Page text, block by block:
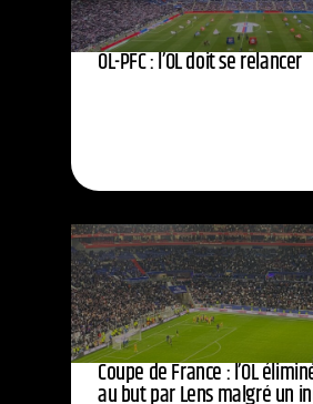
OL-PFC : l’OL doit se relancer
Coupe de France : l’OL
au but par Lens malgré un